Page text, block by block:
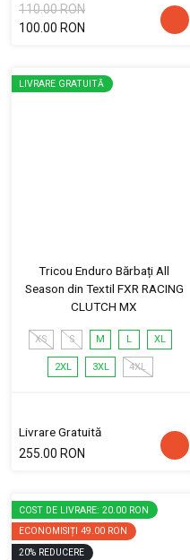
110.00 RON
100.00 RON
LIVRARE GRATUITĂ
Tricou Enduro Bărbați All
Season din Textil FXR RACING
CLUTCH MX
XS S M L XL
2XL 3XL 4XL
Livrare Gratuită
255.00 RON
COST DE LIVRARE: 20.00 RON
ECONOMISIȚI 49.00 RON
20% REDUCERE